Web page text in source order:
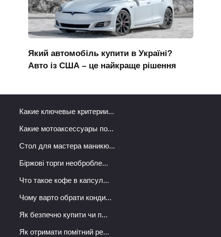
Який автомобіль купити в Україні?
Авто із США – це найкраще рішення
Какие ключевые критерии...
Какие мотоаксессуары по...
Стол для мастера маникю...
Біржові торги необробле...
Что такое кофе в капсул...
Чому варто обрати конди...
Як безпечно купити чи п...
Як отримати помітний ре...